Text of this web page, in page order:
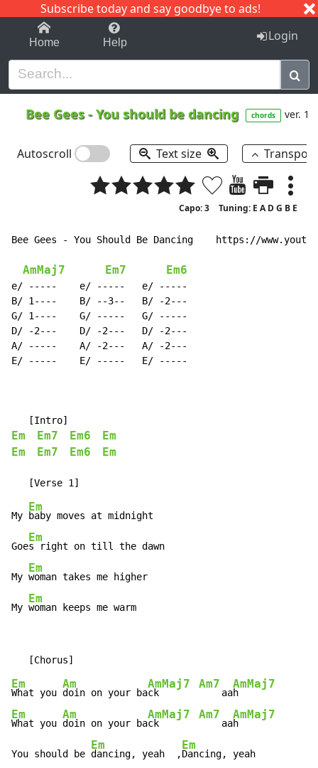
Subscribe today and say goodbye to ads!
1-9 C I J
Home Help Login
Bee Gees-You should be dancing chords ver. 1
Autoscroll Text size
Capo: 3 Tuning: E A D G B E
Bee Gees - You Should Be Dancing    https://
AmMaj7 Em7 Em6
e/ -----    e/ -----   e/ -----
B/ 1----    B/ --3--   B/ -2---
G/ 1----    G/ -----   G/ -----
D/ -2---    D/ -2---   D/ -2---
A/ -----    A/ -2---   A/ -2---
E/ -----    E/ -----   E/ -----
Em Em7 Em6
Em
Em
Em7 Em6 Em
My
Em
baby moves at midnight
Goe
Em
s right on till the dawn
My
Em
woman takes me higher
My
Em
woman keeps me warm
Em
What you
Am
doin on your ba
AmMaj7
ck
Am7
    aa
AmMaj7
Em
What you
Am
doin on your ba
AmMaj7
ck
Am7
    aa
AmMaj7
h
You should be
Em
dancing, yeah  ,
Em